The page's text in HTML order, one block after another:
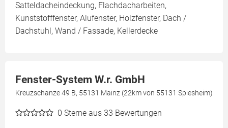
Satteldacheindeckung, Flachdacharbeiten,
Kunststofffenster, Alufenster, Holzfenster, Dach /
Dachstuhl, Wand / Fassade, Kellerdecke
Fenster-System W.r. GmbH
Kreuzschanze 49 B, 55131 Mainz (22km von 55131 Spiesheim)
0 Sterne aus 33 Bewertungen